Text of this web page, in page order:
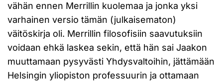
vähän ennen Merrillin kuolemaa ja jonka yksi
varhainen versio tämän (julkaisematon)
väitöskirja oli. Merrillin filosofisiin saavutuksiin
voidaan ehkä laskea sekin, että hän sai Jaakon
muuttamaan pysyvästi Yhdysvaltoihin, jättämään
Helsingin yliopiston professuurin ja ottamaan